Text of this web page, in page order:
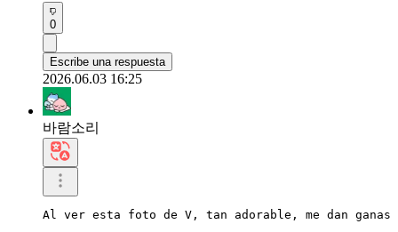
0
Escribe una respuesta
2026.06.03 16:25
바람소리
Al ver esta foto de V, tan adorable, me dan